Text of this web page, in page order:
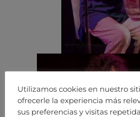
Utilizamos cookies en nuestro
ofrecerle la experiencia más
sus preferencias y visitas